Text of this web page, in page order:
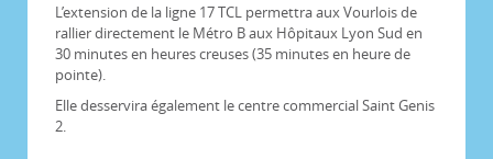
L’extension de la ligne 17 TCL permettra aux Vourlois de
rallier directement le Métro B aux Hôpitaux Lyon Sud en
30 minutes en heures creuses (35 minutes en heure de
pointe).
Elle desservira également le centre commercial Saint Genis
2.